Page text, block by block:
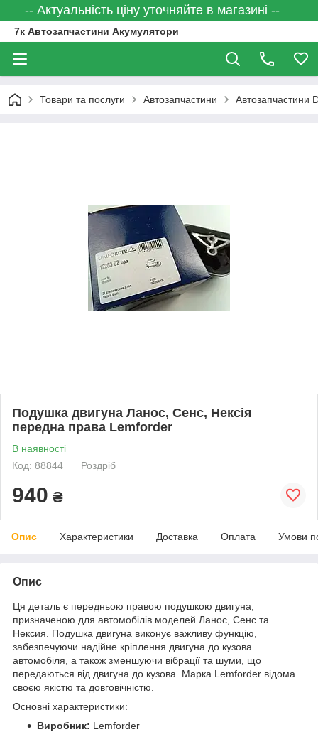
-- Актуальність ціну уточняйте в магазині --
7к Автозапчастини Акумулятори
Товари та послуги Автозапчастини Автозапчастини
Подушка двигуна Ланос, Сенс, Нексія
передна права Lemforder
В наявності
Код: 88844
Роздріб
940 ₴
Опис Характеристики Доставка Оплата Умови
Опис
Ця деталь є передньою правою подушкою двигуна,
призначеною для автомобілів моделей Ланос, Сенс та
Нексия. Подушка двигуна виконує важливу функцію,
забезпечуючи надійне кріплення двигуна до кузова
автомобіля, а також зменшуючи вібрації та шуми, що
передаються від двигуна до кузова. Марка Lemforder відома
своєю якістю та довговічністю.
Основні характеристики:
Виробник: Lemforder